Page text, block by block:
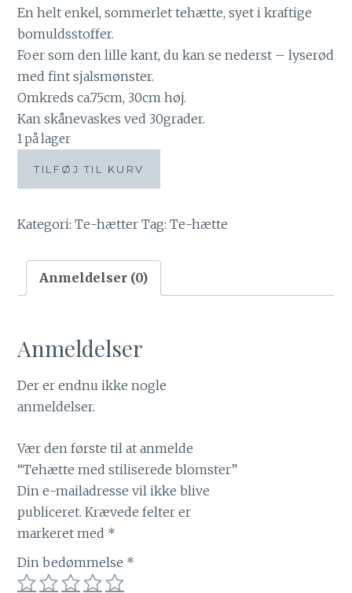
En helt enkel, sommerlet tehætte, syet i kraftige
bomuldsstoffer.
Foer som den lille kant, du kan se nederst – lyserød
med fint sjalsmønster.
Omkreds ca.75cm, 30cm høj.
Kan skånevaskes ved 30grader.
1 på lager
blomster
TILFØJ TIL KURV
Kategori:Te-hætter Tag:Te-hætte
Anmeldelser (0)
Anmeldelser
Der er endnu ikke nogle
anmeldelser.
Vær den første til at anmelde
“Tehætte med stiliserede blomster”
Din e-mailadresse vil ikke blive
publiceret. Krævede felter er
markeret med *
Din bedømmelse *